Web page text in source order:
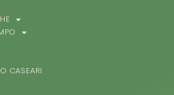
CASEARI